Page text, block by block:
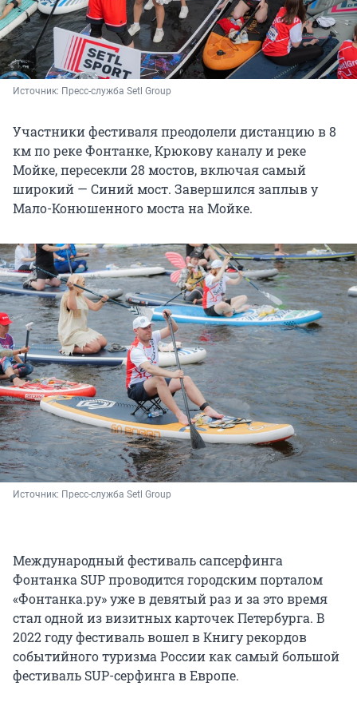
Источник: Пресс-служба Setl Group
Участники фестиваля преодолели дистанцию в 8
км по реке Фонтанке, Крюкову каналу и реке
Мойке, пересекли 28 мостов, включая самый
широкий — Синий мост. Завершился заплыв у
Мало-Конюшенного моста на Мойке.
Источник: Пресс-служба Setl Group
Международный фестиваль сапсерфинга
Фонтанка SUP проводится городским порталом
«Фонтанка.ру» уже в девятый раз и за это время
стал одной из визитных карточек Петербурга. В
2022 году фестиваль вошел в Книгу рекордов
событийного туризма России как самый большой
фестиваль SUP-серфинга в Европе.